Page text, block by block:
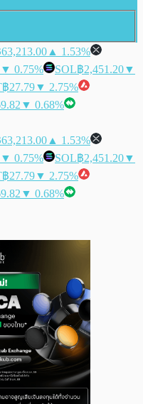
▲ 1.53%
▼ 0.75% SOL฿2,451.20▼
฿27.79▼ 2.75%
▼ 0.68%
▲ 1.53%
▼ 0.75% SOL฿2,451.20▼
฿27.79▼ 2.75%
▼ 0.68%